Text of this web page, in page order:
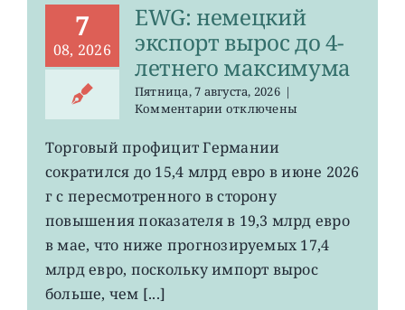
7
08, 2026
EWG: немецкий
экспорт вырос до 4-
летнего максимума
Пятница, 7 августа, 2026 |
Комментариик
EWG:
немецкий
экспорт
вырос
4-
летнего
отключены
Торговый профицит Германии
сократился до 15,4 млрд евро в июне 2026
г с пересмотренного в сторону
повышения показателя в 19,3 млрд евро
в мае, что ниже прогнозируемых 17,4
млрд евро, поскольку импорт вырос
больше, чем [...]